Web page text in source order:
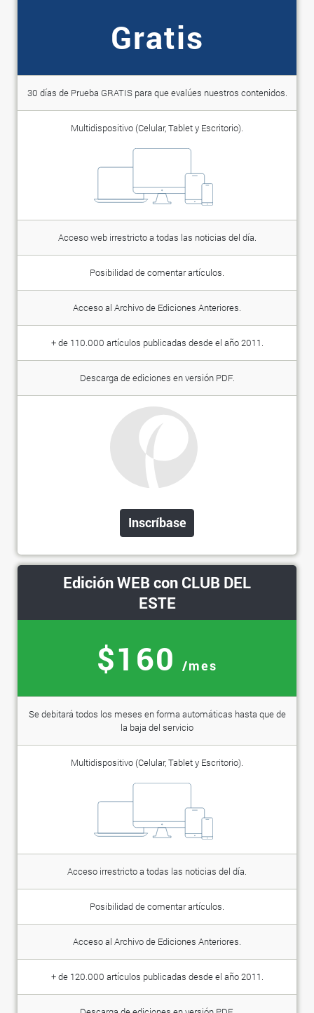
Gratis
30 días de Prueba GRATIS para que evalúes nuestros contenidos.
Multidispositivo (Celular, Tablet y Escritorio).
Acceso web irrestricto a todas las noticias del día.
Posibilidad de comentar artículos.
Acceso al Archivo de Ediciones Anteriores.
+ de 110.000 artículos publicadas desde el año 2011.
Descarga de ediciones en versión PDF.
Inscríbase
Edición WEB con CLUB DEL
ESTE
$160 /mes
Se debitará todos los meses en forma automáticas hasta que de
la baja del servicio
Multidispositivo (Celular, Tablet y Escritorio).
Acceso irrestricto a todas las noticias del día.
Posibilidad de comentar artículos.
Acceso al Archivo de Ediciones Anteriores.
+ de 120.000 artículos publicadas desde el año 2011.